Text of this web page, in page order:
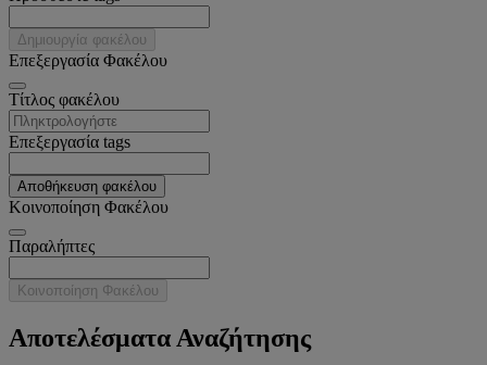
Δημιουργία φακέλου
Επεξεργασία Φακέλου
Tίτλος φακέλου
Επεξεργασία tags
Αποθήκευση φακέλου
Κοινοποίηση Φακέλου
Παραλήπτες
Κοινοποίηση Φακέλου
Αποτελέσματα Αναζήτησης